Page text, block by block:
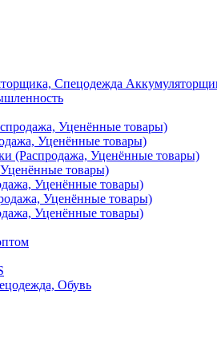
Спецодежда
Уценённые товары)
Уценённые товары)
(Распродажа, Уценённые товары)
товары)
Уценённые товары)
Уценённые товары)
Уценённые товары)
Обувь